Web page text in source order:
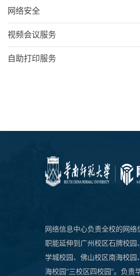
网络安全
视频会议服务
自助打印服务
网络信息中心负责全校的网络
职能延伸到广州校区石牌校园
学城校园、佛山校区南海校园
海校园“三校区四校园”。负责